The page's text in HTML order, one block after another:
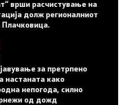
врши расчистување на
долж регионалниот
Плачковица.
за претрпено
настаната како
непогода, силно
од дожд